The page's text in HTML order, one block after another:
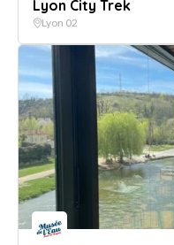
Lyon City Trek
Lyon 02